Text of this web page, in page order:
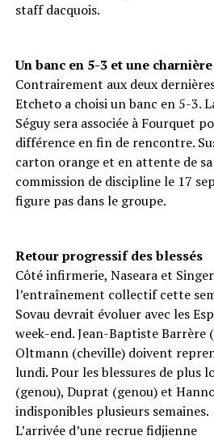
staff dacquois.
Un banc en 5-3 et une
Contrairement aux deux
Etcheto a choisi un banc en 5-3.
Séguy sera associée à Fourquet
différence en fin de rencontre.
carton orange et en attente de
commission de discipline le 17
figure pas dans le groupe.
Retour progressif des blessés
Côté infirmerie, Naseara et
l’entraînement collectif cette
Sovau devrait évoluer avec les
week-end. Jean-Baptiste Barrère
Oltmann (cheville) doivent
lundi. Pour les blessures de plus
(genou), Duprat (genou) et
indisponibles plusieurs semaines.
L’arrivée d’une recrue fidjienne